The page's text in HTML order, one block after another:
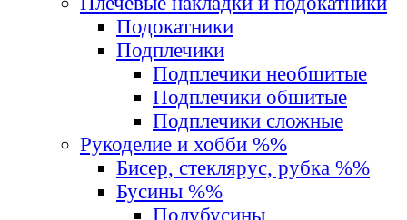
Подокатники
Подплечики
Подплечики необшитые
Подплечики обшитые
Подплечики сложные
Рукоделие и хобби %%
Бисер, стеклярус, рубка %%
Бусины %%
Полубусины